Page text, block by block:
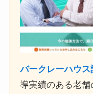
バークレーハウ
導実績のある老舗